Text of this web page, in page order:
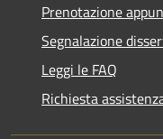
Prenotazione
Segnalazione
Leggi le FAQ
Richiesta